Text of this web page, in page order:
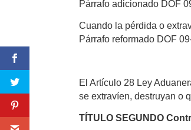
Párrafo adicionado DOF
Cuando la pérdida o
Párrafo reformado DOF
El Artículo 28 Ley
se extravíen, destruyan o
TÍTULO SEGUNDO